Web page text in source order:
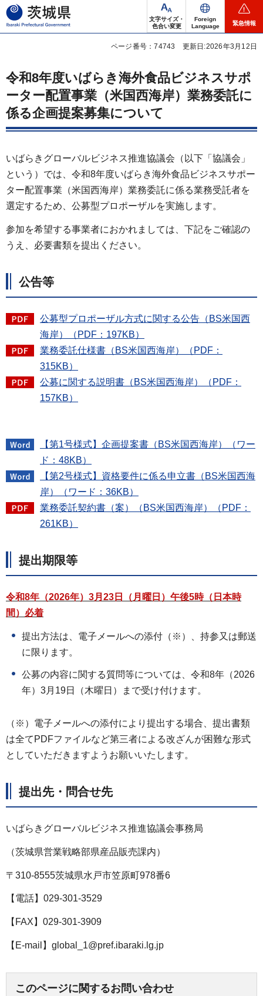
茨城県
文字サイズ・
色合い変更
Foreign
Language
緊急情報
ページ番号：74743 更新日:2026年3月12日
令和8年度いばらき海外食品ビジネスサポ
ーター配置事業（米国西海岸）業務委託に
係る企画提案募集について
いばらきグローバルビジネス推進協議会（以下「協議会」
という）では、令和8年度いばらき海外食品ビジネスサポー
ター配置事業（米国西海岸）業務委託に係る業務受託者を
選定するため、公募型プロポーザルを実施します。
参加を希望する事業者におかれましては、下記をご確認の
うえ、必要書類を提出ください。
公告等
公募型プロポーザル方式に関する公告（BS米国西
海岸）（PDF：197KB）
業務委託仕様書（BS米国西海岸）（PDF：
315KB）
公募に関する説明書（BS米国西海岸）（PDF：
157KB）
【第1号様式】企画提案書（BS米国西海岸）（ワー
ド：48KB）
【第2号様式】資格要件に係る申立書（BS米国西海
岸）（ワード：36KB）
業務委託契約書（案）（BS米国西海岸）（PDF：
261KB）
提出期限等
令和8年（2026年）3月23日（月曜日）午後5時（日本時
間）必着
提出方法は、電子メールへの添付（※）、持参又は郵送
に限ります。
公募の内容に関する質問等については、令和8年（2026
年）3月19日（木曜日）まで受け付けます。
（※）電子メールへの添付により提出する場合、提出書類
は全てPDFファイルなど第三者による改ざんが困難な形式
としていただきますようお願いいたします。
提出先・問合せ先
いばらきグローバルビジネス推進協議会事務局
（茨城県営業戦略部県産品販売課内）
〒310-8555茨城県水戸市笠原町978番6
【電話】029-301-3529
【FAX】029-301-3909
【E-mail】global_1@pref.ibaraki.lg.jp
このページに関するお問い合わせ